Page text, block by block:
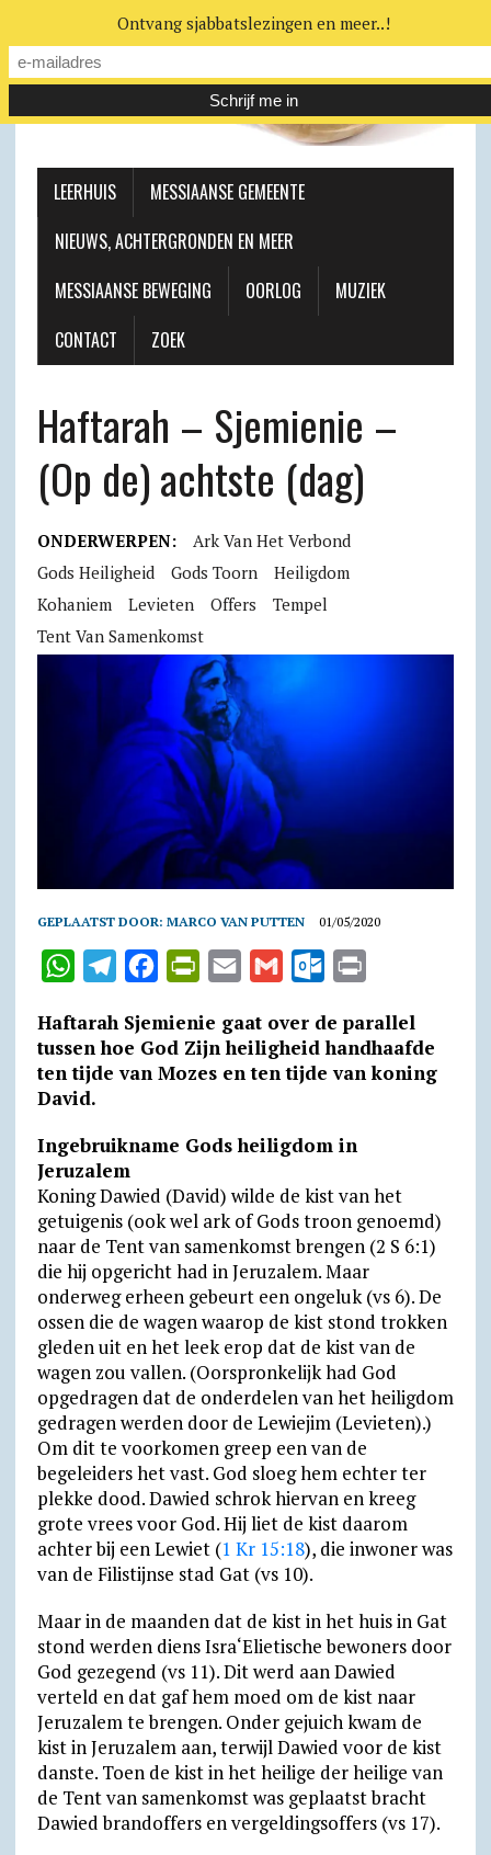
LEERHUIS
MESSIAANSE GEMEENTE
NIEUWS, ACHTERGRONDEN EN MEER
MESSIAANSE BEWEGING
OORLOG
MUZIEK
CONTACT
ZOEK
Haftarah – Sjemienie –
(Op de) achtste (dag)
ONDERWERPEN:
Ark Van Het Verbond
Gods Heiligheid
Gods Toorn
Heiligdom
Kohaniem
Levieten Offers
Tempel
Tent Van Samenkomst
GEPLAATST DOOR: MARCO VAN PUTTEN 01/05/2020
W
a
t
s
p
p
T
l
e
a
m
c
e
k
i
n
i
e
n
d
l
y
a
i
a
i
t
l
.
c
o
m
i
n
Haftarah Sjemienie gaat over de parallel
tussen hoe God Zijn heiligheid handhaafde
ten tijde van Mozes en ten tijde van koning
David.
Ingebruikname Gods heiligdom in
Jeruzalem
Koning Dawied (David) wilde de kist van het
getuigenis (ook wel ark of Gods troon genoemd)
naar de Tent van samenkomst brengen (2 S 6:1)
die hij opgericht had in Jeruzalem. Maar
onderweg erheen gebeurt een ongeluk (vs 6). De
ossen die de wagen waarop de kist stond trokken
gleden uit en het leek erop dat de kist van de
wagen zou vallen. (Oorspronkelijk had God
opgedragen dat de onderdelen van het heiligdom
gedragen werden door de Lewiejim (Levieten).)
Om dit te voorkomen greep een van de
begeleiders het vast. God sloeg hem echter ter
plekke dood. Dawied schrok hiervan en kreeg
grote vrees voor God. Hij liet de kist daarom
achter bij een Lewiet (1 Kr 15:18), die inwoner was
van de Filistijnse stad Gat (vs 10).
Maar in de maanden dat de kist in het huis in Gat
stond werden diens Isra‘Elietische bewoners door
God gezegend (vs 11). Dit werd aan Dawied
verteld en dat gaf hem moed om de kist naar
Jeruzalem te brengen. Onder gejuich kwam de
kist in Jeruzalem aan, terwijl Dawied voor de kist
danste. Toen de kist in het heilige der heilige van
de Tent van samenkomst was geplaatst bracht
Dawied brandoffers en vergeldingsoffers (vs 17).
Ontvang sjabbatslezingen en meer..!